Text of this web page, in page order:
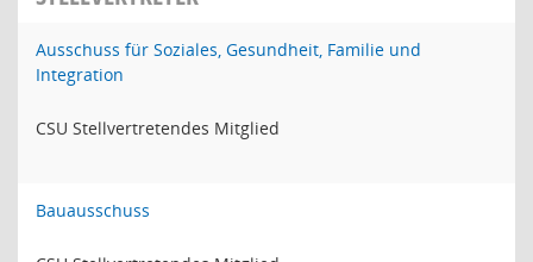
Ausschuss für Soziales, Gesundheit, Familie und
Integration
CSU Stellvertretendes Mitglied
Bauausschuss